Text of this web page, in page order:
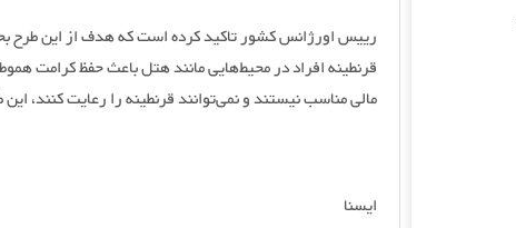
رییس اورژانس کشور تاکید کرده است که هدف از این طرح
قرنطینه افراد در محیط‌هایی مانند هتل باعث حفظ کرامت
مالی مناسب نیستند و نمی‌توانند قرنطینه را رعایت کنند،
ایسنا